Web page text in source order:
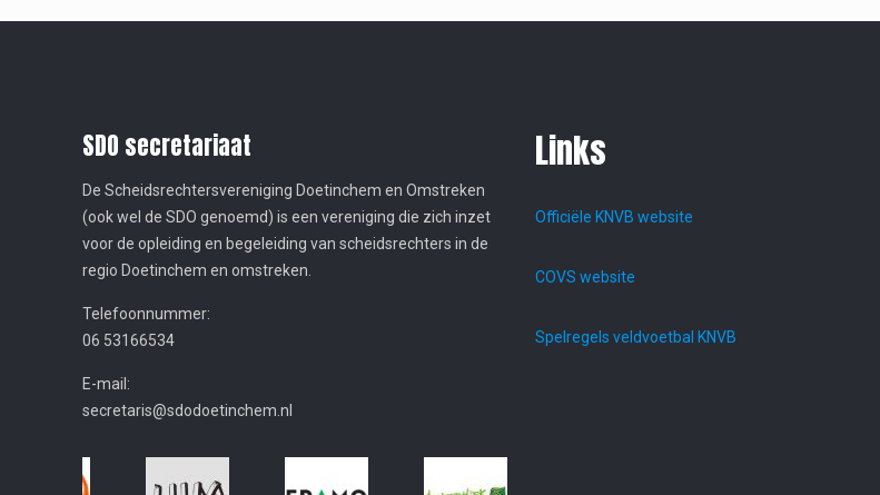
SDO secretariaat
De Scheidsrechtersvereniging Doetinchem en Omstreken
(ook wel de SDO genoemd) is een vereniging die zich inzet
voor de opleiding en begeleiding van scheidsrechters in de
regio Doetinchem en omstreken.
Telefoonnummer:
06 53166534
E-mail:
secretaris@sdodoetinchem.nl
Links
Officiële KNVB website
COVS website
Spelregels veldvoetbal KNVB